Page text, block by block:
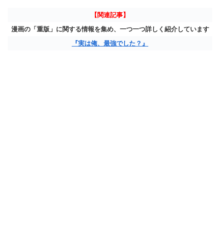
【関連記事】
漫画の「重版」に関する情報を集め、一つ一つ詳しく紹介しています
『実は俺、最強でした？』